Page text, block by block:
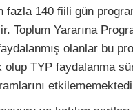
fazla 140 fiili gün
Toplum Yararına
olanlar bu
olup TYP faydalanma